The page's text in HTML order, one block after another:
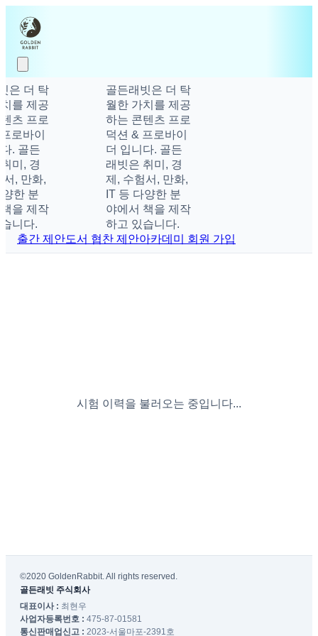
은 더 탁
를 제공
츠 프로
로바이
. 골든
미, 경
, 만화,
한 분
을 제작
니다.
골든래빗은 더 탁
월한 가치를 제공
하는 콘텐츠 프로
덕션 & 프로바이
더 입니다. 골든
래빗은 취미, 경
제, 수험서, 만화,
IT 등 다양한 분
야에서 책을 제작
하고 있습니다.
출간 제안도서 협찬 제안아카데미 회원 가입
시험 이력을 불러오는 중입니다...
©2020 GoldenRabbit. All rights reserved.
골든래빗 주식회사
대표이사 : 최현우
사업자등록번호 : 475-87-01581
통신판매업신고 : 2023-서울마포-2391호